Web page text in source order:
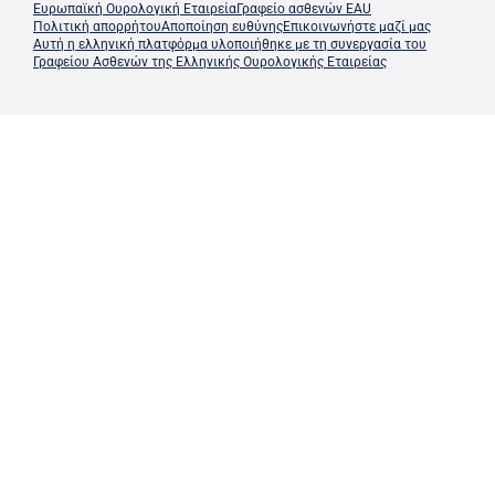
Ευρωπαϊκή Ουρολογική ΕταιρείαΓραφείο ασθενών EAU
Πολιτική απορρήτουΑποποίηση ευθύνηςΕπικοινωνήστε μαζί μας
Αυτή η ελληνική πλατφόρμα υλοποιήθηκε με τη συνεργασία του
Γραφείου Ασθενών της Ελληνικής Ουρολογικής Εταιρείας